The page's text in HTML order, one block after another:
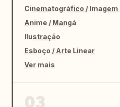
Cinematográfico / Imagem
Anime / Mangá
Ilustração
Esboço / Arte Linear
Ver mais